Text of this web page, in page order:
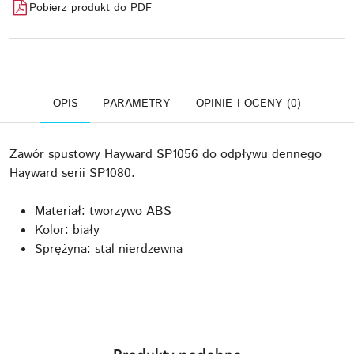
Pobierz produkt do PDF
OPIS PARAMETRY OPINIE I OCENY (0)
Zawór spustowy Hayward SP1056 do odpływu dennego
Hayward serii SP1080.
Materiał: tworzywo ABS
Kolor: biały
Sprężyna: stal nierdzewna